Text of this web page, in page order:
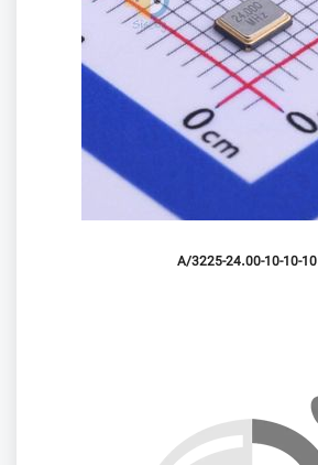
3225-24.00-10-10-10/A